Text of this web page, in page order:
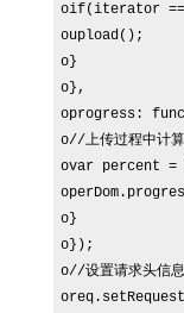
oif(iterator
oupload();
o}
o},
oprogress:
o//上传过程中计
ovar percent
o}
o});
o//设置请求头信